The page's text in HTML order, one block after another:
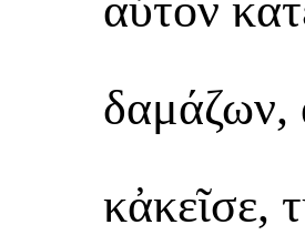
αὐτὸν
δαμάζων,
κἀκεῖσε,